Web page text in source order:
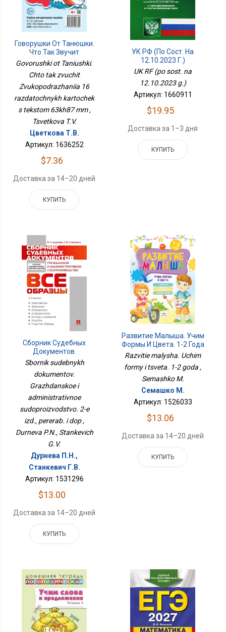
Говорушки От Танюшки.
Что Так Звучит
Звукоподражания 16
С Текстом 63х87 Мм
Govorushki ot Taniushki.
Chto tak zvuchit
Zvukopodrazhaniia 16
razdatochnykh kartochek
s tekstom 63kh87 mm ,
Tsvetkova T.V.
Цветкова Т.В.
Артикул: 1636252
$7.36
Доставка за 14–20 дней
КУПИТЬ
УК РФ (по Сост. На
12.10.2023 Г.)
UK RF (po sost. na
12.10.2023 g.)
Артикул: 1660911
$19.95
Доставка за 1–3 дня
КУПИТЬ
Сборник Судебных
Документов.
Гражданское И
Административное
Судопроизводство. 2-Е
Изд., Перераб. И Доп
Sbornik sudebnykh
dokumentov.
Grazhdanskoe i
administrativnoe
sudoproizvodstvo. 2-e
izd., pererab. i dop ,
Durneva P.N., Stankevich
G.V.
Дурнева П.Н.,
Станкевич Г.В.
Артикул: 1531296
$13.00
Доставка за 14–20 дней
КУПИТЬ
Развитие Малыша. Учим
Формы И Цвета. 1-2 Года
Razvitie malysha. Uchim
formy i tsveta. 1-2 goda ,
Semashko M.
Семашко М.
Артикул: 1526033
$13.06
Доставка за 14–20 дней
КУПИТЬ